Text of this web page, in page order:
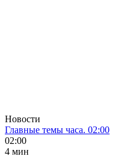
Новости
Главные темы часа. 02:00
02:00
4 мин